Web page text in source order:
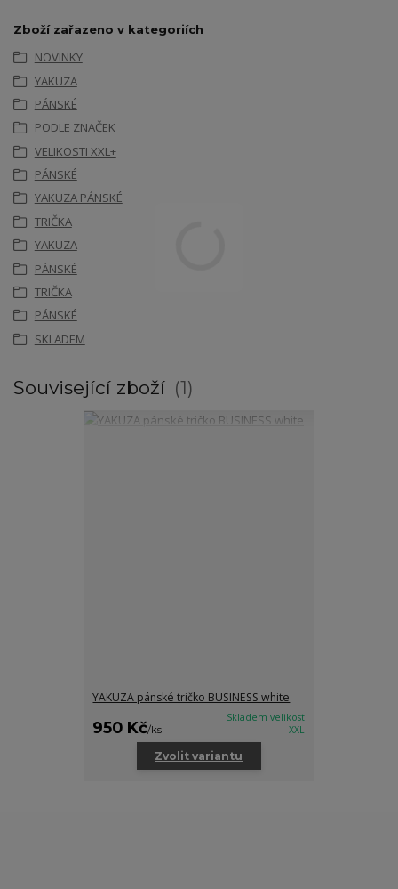
Zboží zařazeno v kategoriích
NOVINKY
YAKUZA
PÁNSKÉ
PODLE ZNAČEK
VELIKOSTI XXL+
PÁNSKÉ
YAKUZA PÁNSKÉ
TRIČKA
YAKUZA
PÁNSKÉ
TRIČKA
PÁNSKÉ
SKLADEM
Související zboží 1
YAKUZA pánské tričko BUSINESS white
950 Kč/ks
Skladem velikost
XXL
Zvolit variantu